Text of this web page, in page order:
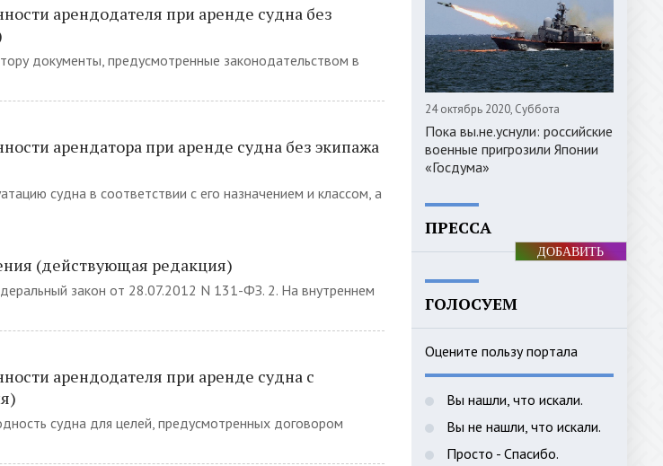
арендодателя при аренде судна без
документы, предусмотренные законодательством в
арендатора при аренде судна без экипажа
судна в соответствии с его назначением и классом, а
(действующая редакция)
закон от 28.07.2012 N 131-ФЗ. 2. На внутреннем
арендодателя при аренде судна с
судна для целей, предусмотренных договором
24 октябрь 2020, Суббота
Пока вы.не.уснули: российские
военные пригрозили Японии
«Госдума»
ПРЕССА
ДОБАВИТЬ
ГОЛОСУЕМ
Оцените пользу портала
Вы нашли, что искали.
Вы не нашли, что искали.
Просто - Спасибо.